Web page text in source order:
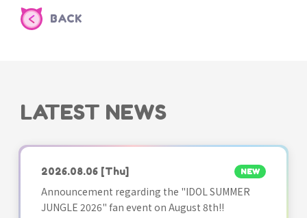
BACK
LATEST NEWS
2026.08.06 [Thu] NEW
Announcement regarding the "IDOL SUMMER
JUNGLE 2026" fan event on August 8th!!